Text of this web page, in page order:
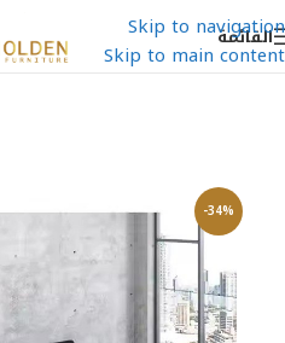
Skip to navigation
Skip to main content
القائمة
-34%